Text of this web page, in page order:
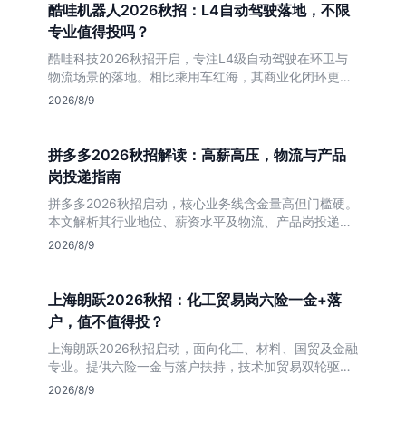
酷哇机器人2026秋招：L4自动驾驶落地，不限
专业值得投吗？
酷哇科技2026秋招开启，专注L4级自动驾驶在环卫与
物流场景的落地。相比乘用车红海，其商业化闭环更清
晰，现金流相对健康。本文解读其业务模式、岗位稳定
2026/8/9
拼多多2026秋招解读：高薪高压，物流与产品
岗投递指南
拼多多2026秋招启动，核心业务线含金量高但门槛硬。
本文解析其行业地位、薪资水平及物流、产品岗投递策
略，助你判断是否适合这种高强度职业起步。
2026/8/9
上海朗跃2026秋招：化工贸易岗六险一金+落
户，值不值得投？
上海朗跃2026秋招启动，面向化工、材料、国贸及金融
专业。提供六险一金与落户扶持，技术加贸易双轮驱动
模式稳定性高。本文解读岗位需求与福利含金量，帮应
2026/8/9